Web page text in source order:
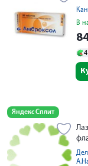
В
Яндекс Сплит